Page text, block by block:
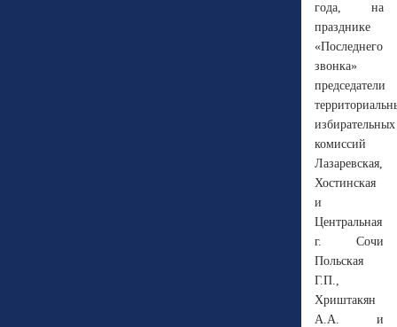
года, на
празднике
«Последнего
звонка»
председатели
избирательных
комиссий
Лазаревская,
Хостинская
и
Центральная
г. Сочи
Польская
Г.П.,
Хриштакян
А.А. и